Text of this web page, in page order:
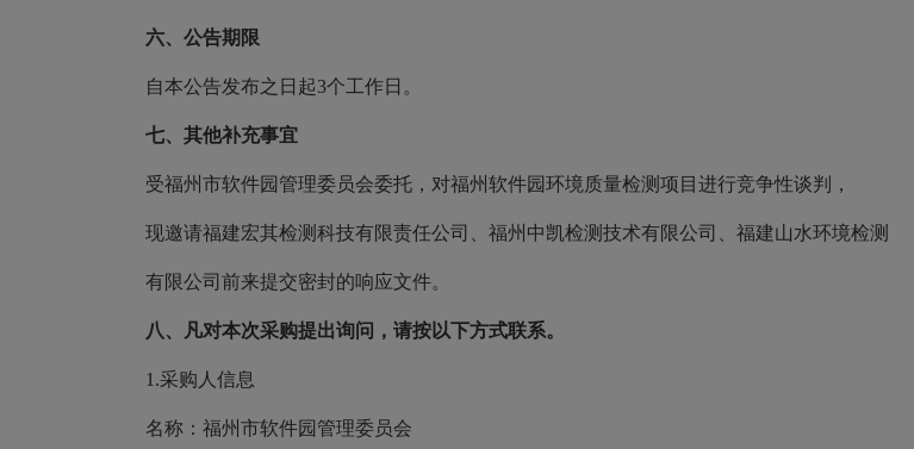
六、公告期限
自本公告发布之日起3个工作日。
七、其他补充事宜
受福州市软件园管理委员会委托，对福州软件园环境质量检测项目进行竞争性谈判，
现邀请福建宏其检测科技有限责任公司、福州中凯检测技术有限公司、福建山水环境检测
有限公司前来提交密封的响应文件。
八、凡对本次采购提出询问，请按以下方式联系。
1.采购人信息
名称：福州市软件园管理委员会